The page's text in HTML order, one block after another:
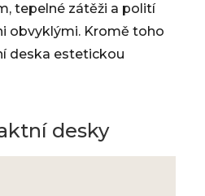
tepelné zátěži a polití
obvyklými. Kromě toho
deska estetickou
desky